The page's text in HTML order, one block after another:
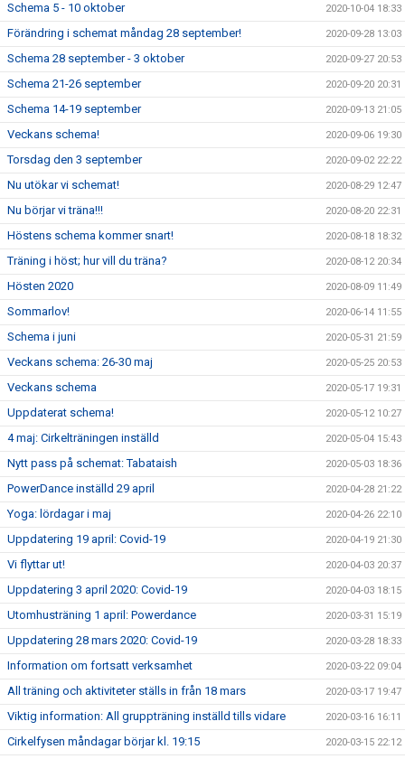
Schema 5 - 10 oktober 2020-10-04 18:33
Förändring i schemat måndag 28 september! 2020-09-28 13:03
Schema 28 september - 3 oktober 2020-09-27 20:53
Schema 21-26 september 2020-09-20 20:31
Schema 14-19 september 2020-09-13 21:05
Veckans schema! 2020-09-06 19:30
Torsdag den 3 september 2020-09-02 22:22
Nu utökar vi schemat! 2020-08-29 12:47
Nu börjar vi träna!!! 2020-08-20 22:31
Höstens schema kommer snart! 2020-08-18 18:32
Träning i höst; hur vill du träna? 2020-08-12 20:34
Hösten 2020 2020-08-09 11:49
Sommarlov! 2020-06-14 11:55
Schema i juni 2020-05-31 21:59
Veckans schema: 26-30 maj 2020-05-25 20:53
Veckans schema 2020-05-17 19:31
Uppdaterat schema! 2020-05-12 10:27
4 maj: Cirkelträningen inställd 2020-05-04 15:43
Nytt pass på schemat: Tabataish 2020-05-03 18:36
PowerDance inställd 29 april 2020-04-28 21:22
Yoga: lördagar i maj 2020-04-26 22:10
Uppdatering 19 april: Covid-19 2020-04-19 21:30
Vi flyttar ut! 2020-04-03 20:37
Uppdatering 3 april 2020: Covid-19 2020-04-03 18:15
Utomhusträning 1 april: Powerdance 2020-03-31 15:19
Uppdatering 28 mars 2020: Covid-19 2020-03-28 18:33
Information om fortsatt verksamhet 2020-03-22 09:04
All träning och aktiviteter ställs in från 18 mars 2020-03-17 19:47
Viktig information: All gruppträning inställd tills vidare 2020-03-16 16:11
Cirkelfysen måndagar börjar kl. 19:15 2020-03-15 22:12